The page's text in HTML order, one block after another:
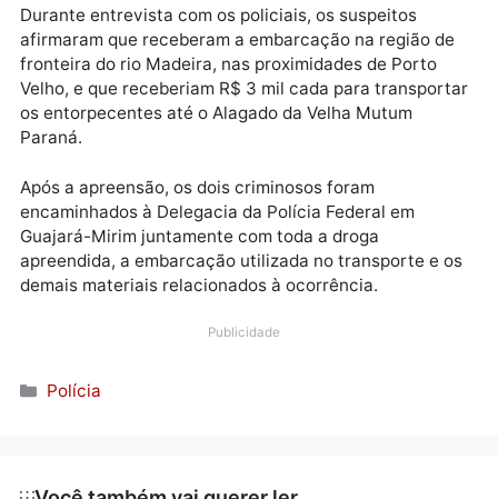
maconha do tipo skunk e 1 kg de haxixe, totalizando
aproximadamente 301 kg e 800 g de drogas.
Ainda conforme o registro policial, as substâncias
apresentavam características típicas de tráfico
boliviana.
Durante entrevista com os policiais, os suspeitos
afirmaram que receberam a embarcação na região
fronteira do rio Madeira, nas proximidades de Porto
Guajará-Mirim juntamente com toda a droga